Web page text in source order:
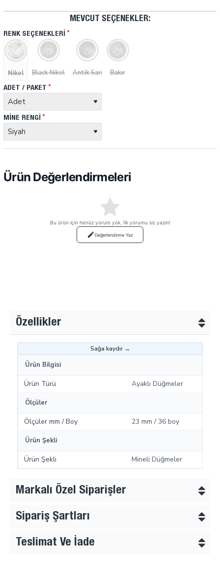
MEVCUT SEÇENEKLER:
RENK SEÇENEKLERI
Nikel Black Nikel Antik Sarı Bakır
ADET / PAKET
MINE RENGI
Ürün Değerlendirmeleri
Bu ürün için henüz yorum yok. İlk yorumu siz yazın!
Değerlendirme Yaz
Özellikler
Ürün Bilgisi
Ürün Türü Ayaklı Düğmeler
Ölçüler
Ölçüler mm / Boy 23 mm / 36 boy
Ürün Şekli
Ürün Şekli Mineli Düğmeler
Markalı Özel Siparişler
Sipariş Şartları
Teslimat Ve İade